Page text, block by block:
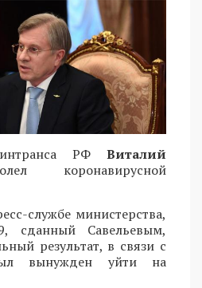
РФ Виталий
коронавирусной
службе министерства,
сданный Савельевым,
результат, в связи с
вынужден уйти на